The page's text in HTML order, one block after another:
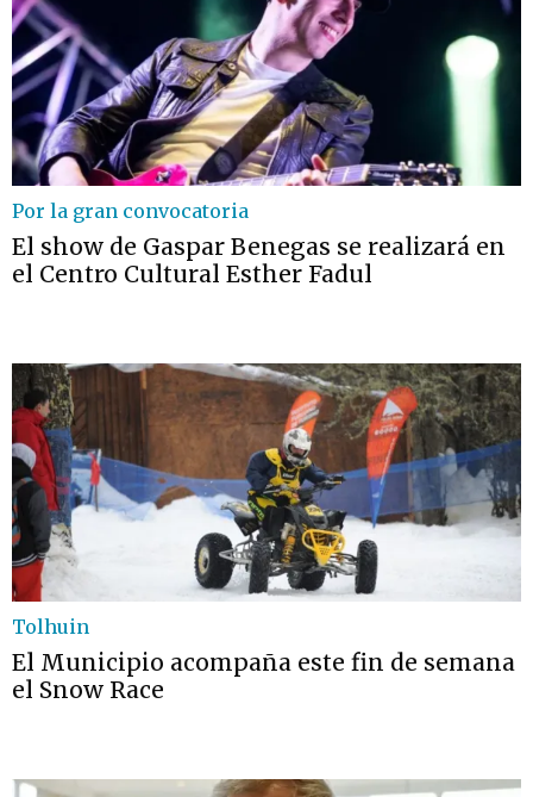
Por la gran convocatoria
El show de Gaspar Benegas se realizará en
el Centro Cultural Esther Fadul
Tolhuin
El Municipio acompaña este fin de semana
el Snow Race